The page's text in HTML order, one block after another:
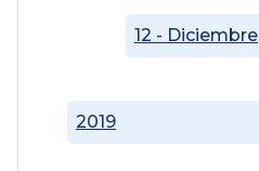
2019
12 - Diciembre